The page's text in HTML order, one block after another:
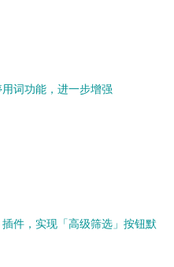
词功能，进一步增强
件，实现「高级筛选」按钮默